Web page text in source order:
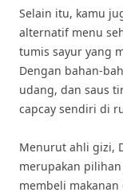
Selain itu, kamu
alternatif menu
tumis sayur yang
Dengan bahan-
udang, dan saus
capcay sendiri di
Menurut ahli gizi,
merupakan
membeli